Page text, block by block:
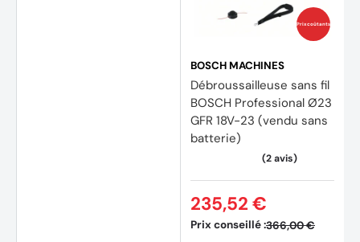
Prix coûtants
BOSCH MACHINES
Débroussailleuse sans fil
BOSCH Professional Ø23
GFR 18V-23 (vendu sans
batterie)
Prix conseillé :366,00 €
235,52 €